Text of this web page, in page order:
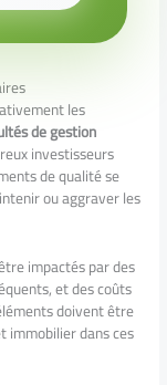
les
de gestion
investisseurs
de qualité se
ou aggraver les
impactés par des
et des coûts
doivent être
immobilier dans ces